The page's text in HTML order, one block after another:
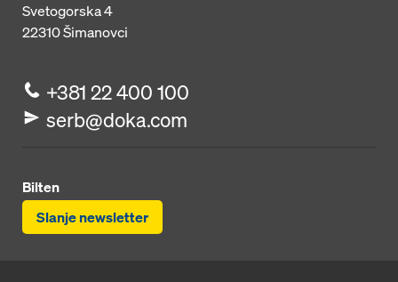
Svetogorska 4
22310Šimanovci
+381 22 400 100
serb@doka.com
Bilten
Slanje newsletter